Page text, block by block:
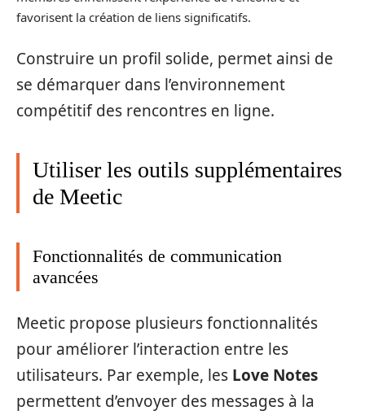
favorisent la création de liens significatifs.
Construire un profil solide, permet ainsi de
se démarquer dans l’environnement
compétitif des rencontres en ligne.
Utiliser les outils supplémentaires
de Meetic
Fonctionnalités de communication
avancées
Meetic propose plusieurs fonctionnalités
pour améliorer l’interaction entre les
utilisateurs. Par exemple, les Love Notes
permettent d’envoyer des messages à la